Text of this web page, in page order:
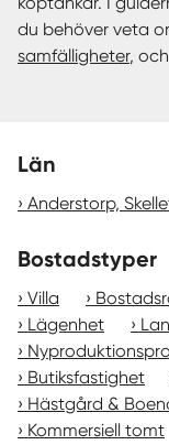
du behöver veta
samfälligheter,
Län
Anderstorp,
Bostadstyper
Villa
Lägenhet
Butiksfastighet
Hästgård &
Kommersiell tomt